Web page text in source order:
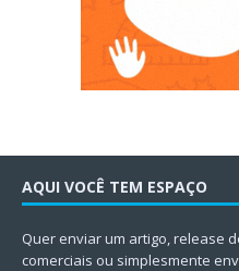
AQUI VOCÊ TEM ESPAÇO
Quer enviar um artigo, release
comerciais ou simplesmente